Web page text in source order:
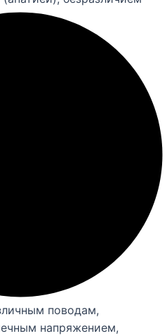
поводам,
напряжением,